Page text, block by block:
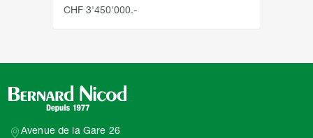
CHF 3'450'000.-
Avenue de la Gare 26